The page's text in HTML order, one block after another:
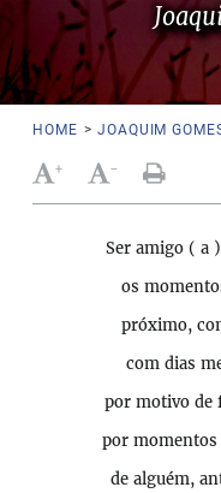
HOME > JOAQUIM
+ -
Ser amigo ( a
os
próximo,
com dias
por motivo de
por momentos
de alguém,